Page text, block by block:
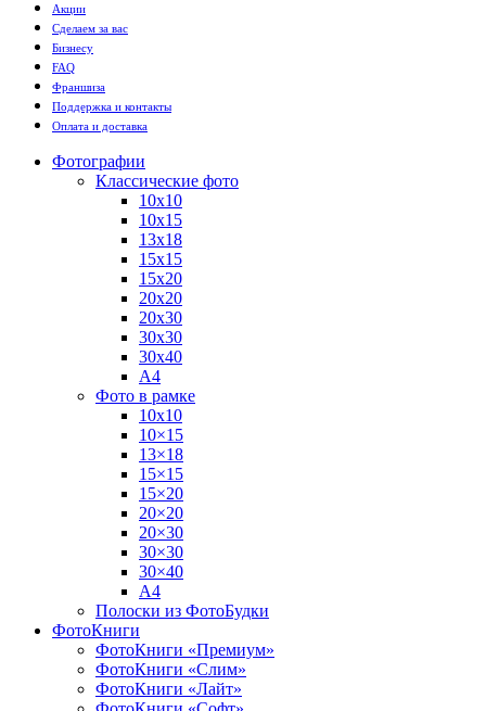
Акции
Сделаем за вас
Бизнесу
FAQ
Франшиза
Поддержка и контакты
Оплата и доставка
Фотографии
Классические фото
10х10
10х15
13х18
15х15
15х20
20х20
20х30
30х30
30х40
А4
Фото в рамке
10х10
10×15
13×18
15×15
15×20
20×20
20×30
30×30
30×40
A4
Полоски из ФотоБудки
ФотоКниги
ФотоКниги «Премиум»
ФотоКниги «Слим»
ФотоКниги «Лайт»